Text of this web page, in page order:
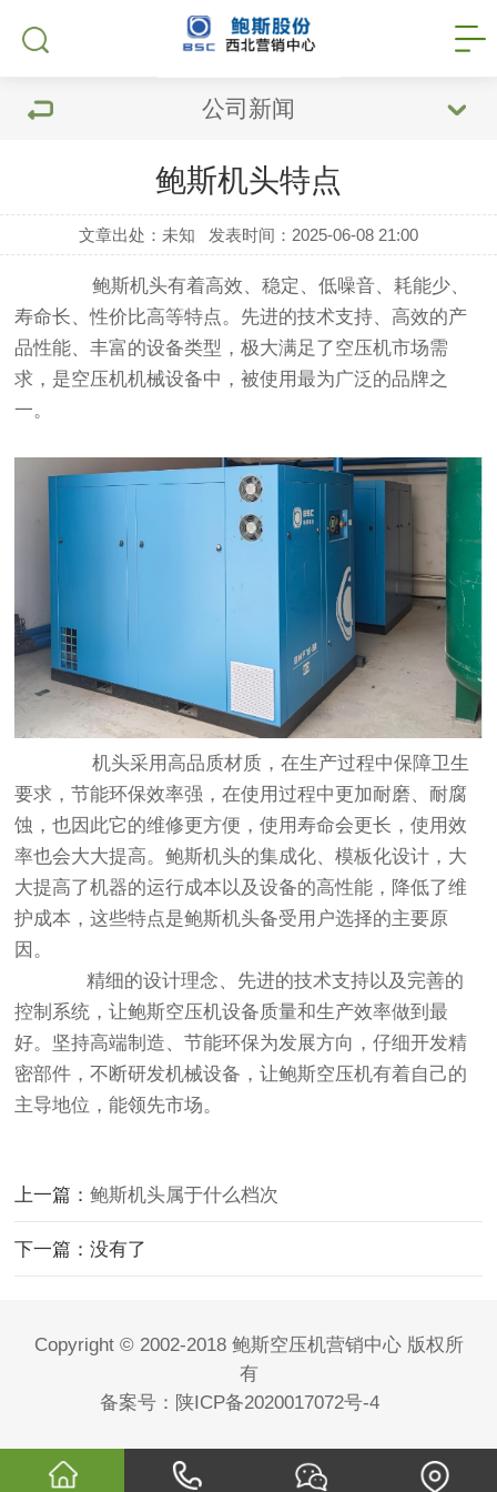
公司新闻
鲍斯机头特点
文章出处：未知 发表时间：2025-06-08 21:00
鲍斯机头有着高效、稳定、低噪音、耗能少、
寿命长、性价比高等特点。先进的技术支持、高效的产
品性能、丰富的设备类型，极大满足了空压机市场需
求，是空压机机械设备中，被使用最为广泛的品牌之
一。
机头采用高品质材质，在生产过程中保障卫生
要求，节能环保效率强，在使用过程中更加耐磨、耐腐
蚀，也因此它的维修更方便，使用寿命会更长，使用效
率也会大大提高。鲍斯机头的集成化、模板化设计，大
大提高了机器的运行成本以及设备的高性能，降低了维
护成本，这些特点是鲍斯机头备受用户选择的主要原
因。
精细的设计理念、先进的技术支持以及完善的
控制系统，让鲍斯空压机设备质量和生产效率做到最
好。坚持高端制造、节能环保为发展方向，仔细开发精
密部件，不断研发机械设备，让鲍斯空压机有着自己的
主导地位，能领先市场。
上一篇：鲍斯机头属于什么档次
下一篇：没有了
Copyright © 2002-2018 鲍斯空压机营销中心 版权所
有
备案号： 陕ICP备2020017072号-4